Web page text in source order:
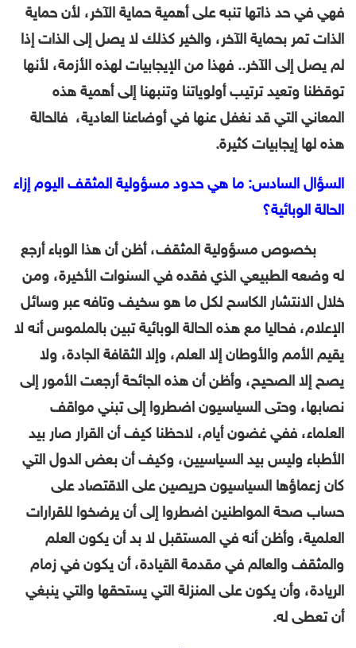
فهي في حد ذاتها تنبه على أهمية حماية الآخر، لأن حماية
الذات تمر بحماية الآخر، والخير كذلك لا يصل إلى الذات إذا
لم يصل إلى الآخر.. فهذا من الإيجابيات لهذه الأزمة، لأنها
توقظنا وتعيد ترتيب أولوياتنا وتنبهنا إلى أهمية هذه
المعاني التي قد نغفل عنها في أوضاعنا العادية، فالحالة
هذه لها إيجابيات كثيرة.
السؤال السادس: ما هي حدود مسؤولية المثقف اليوم إزاء
الحالة الوبائية؟
بخصوص مسؤولية المثقف، أظن أن هذا الوباء أرجع
له وضعه الطبيعي الذي فقده في السنوات الأخيرة، ومن
خلال الانتشار الكاسح لكل ما هو سخيف وتافه عبر وسائل
الإعلام، فحاليا مع هذه الحالة الوبائية تبين بالملموس أنه لا
يقيم الأمم والأوطان إلا العلم، وإلا الثقافة الجادة، ولا
يصح إلا الصحيح، وأظن أن هذه الجائحة أرجعت الأمور إلى
نصابها، وحتى السياسيون اضطروا إلى تبني مواقف
العلماء، ففي غضون أيام، لاحظنا كيف أن القرار صار بيد
الأطباء وليس بيد السياسيين، وكيف أن بعض الدول التي
كان زعماؤها السياسيون حريصين على الاقتصاد على
حساب صحة المواطنين اضطروا إلى أن يرضخوا للقرارات
العلمية، وأظن أنه في المستقبل لا بد أن يكون العلم
والمثقف والعالم في مقدمة القيادة، أن يكون في زمام
الريادة، وأن يكون على المنزلة التي يستحقها والتي ينبغي
أن تعطى له.